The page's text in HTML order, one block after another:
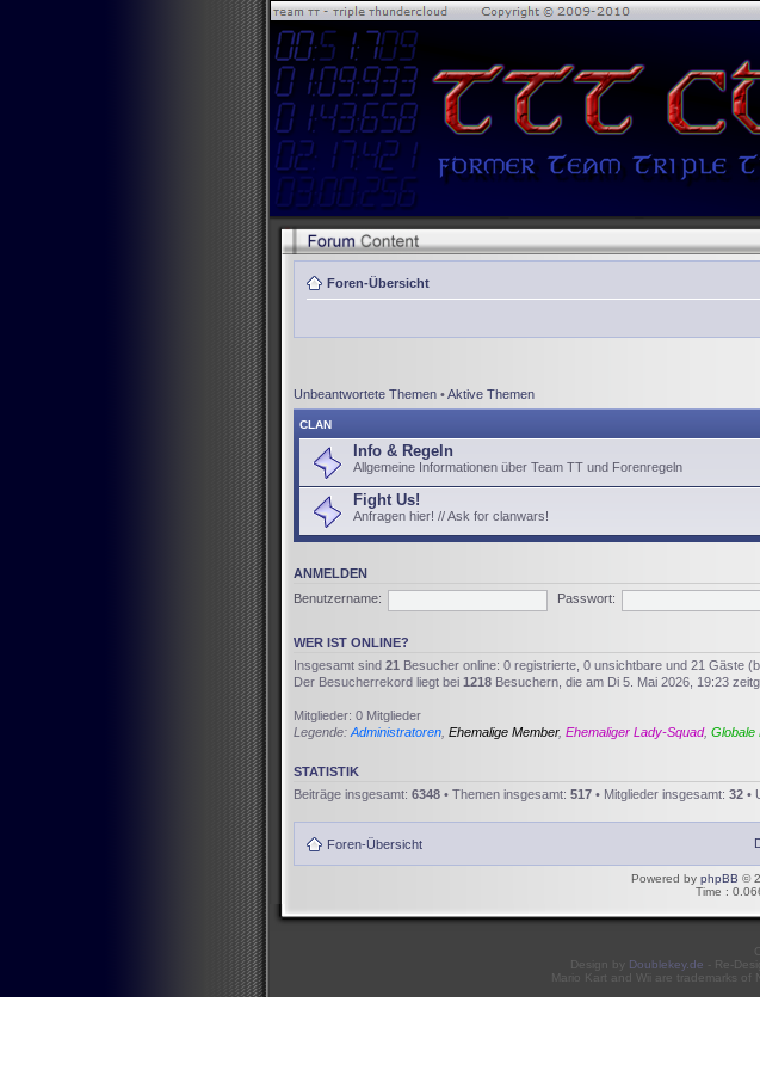
Foren-Übersicht
Unbeantwortete Themen •Aktive Themen
CLAN
Info & Regeln
Allgemeine Informationen über Team TT und Forenregeln
Fight Us!
Anfragen hier! // Ask for clanwars!
ANMELDEN
Benutzername:
Passwort:
WER IST ONLINE?
Insgesamt sind 21 Besucher online: 0 registrierte, 0 unsichtbare und 21 Gäste
Der Besucherrekord liegt bei 1218 Besuchern, die am Di 5. Mai 2026, 19:23
Mitglieder: 0 Mitglieder
Legende: Administratoren Ehemalige Member, Ehemaliger Lady-Squad, Globale
STATISTIK
Beiträge insgesamt: 6348 • Themen insgesamt: 517 • Mitglieder insgesamt: 32 •
Foren-Übersicht
Powered by phpBB ©
Time :
Design by Doublekey.de - Re-
Mario Kart and Wii are trademarks of